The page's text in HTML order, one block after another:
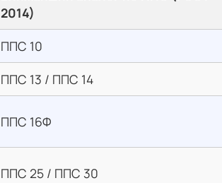
2014)
ППС 10
ППС 13 / ППС 14
ППС 16Ф
ППС 25 / ППС 30